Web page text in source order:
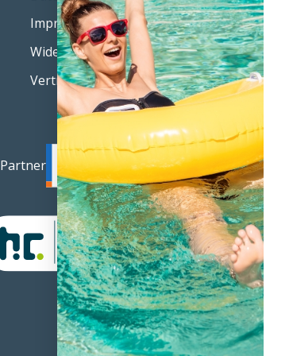
Impressum
Widerruf einreichen
Vertrag widerrufen
Partner